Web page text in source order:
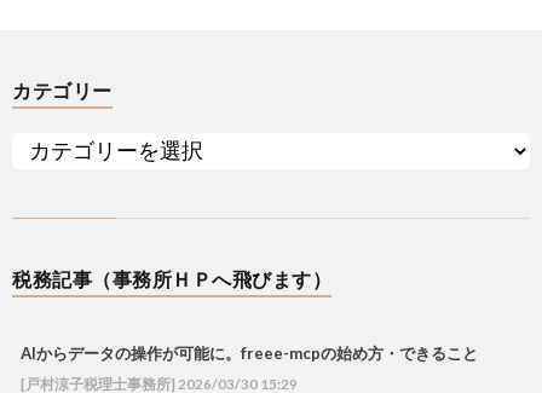
カテゴリー
税務記事（事務所ＨＰへ飛びます）
AIからデータの操作が可能に。freee-mcpの始め方・できること
[戸村涼子税理士事務所] 2026/03/30 15:29